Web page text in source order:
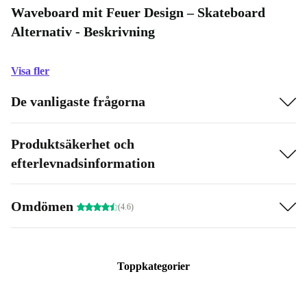
Waveboard mit Feuer Design – Skateboard
Alternativ - Beskrivning
Visa fler
De vanligaste frågorna
Produktsäkerhet och
efterlevnadsinformation
Omdömen (4.6)
Toppkategorier